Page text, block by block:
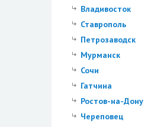
Владивосток
Ставрополь
Петрозаводск
Мурманск
Сочи
Гатчина
Ростов-на-Дону
Череповец